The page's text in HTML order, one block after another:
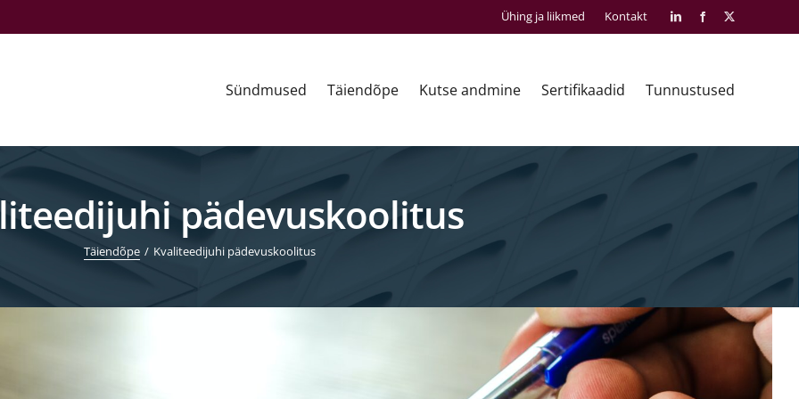
Ühing ja liikmed Kontakt LinkedInFacebook
Sündmused Täiendõpe Kutse andmine Sertifikaadid Tunnustused
pädevuskoolitus
Täiendõpe Kvaliteedijuhi pädevuskoolitus